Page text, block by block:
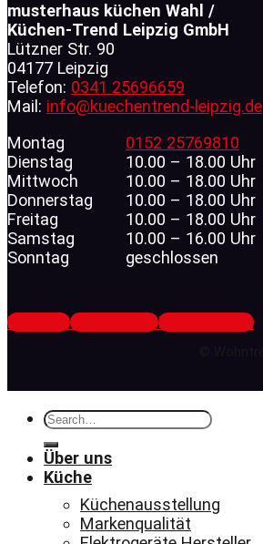
musterhaus küchen Wahl /
Küchen-Trend Leipzig GmbH
Lützner Str. 90
04177 Leipzig
Telefon: 0341 25696659
Mail: info@kuechentrend-leipzig.de
Montag
0152 25769810
Dienstag
10.00 – 18.00 Uhr
Mittwoch
10.00 – 18.00 Uhr
Donnerstag
10.00 – 18.00 Uhr
Freitag
10.00 – 18.00 Uhr
Samstag
10.00 – 16.00 Uhr
Sonntag
geschlossen
Kontakt Impressum Datenschutz
Search
for:
Über uns
Küche
Küchenausstellung
Markenqualität